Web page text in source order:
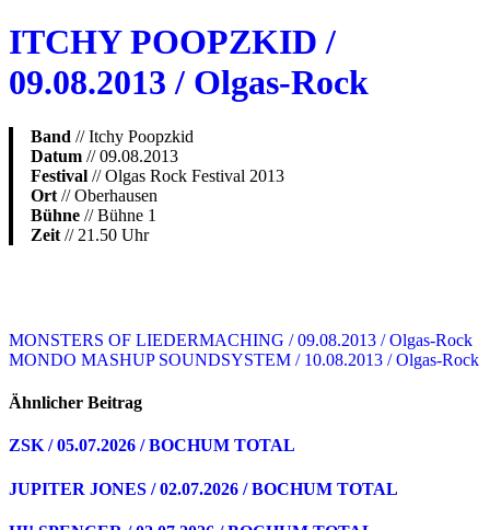
ITCHY POOPZKID /
09.08.2013 / Olgas-Rock
Band // Itchy Poopzkid
Datum // 09.08.2013
Festival // Olgas Rock Festival 2013
Ort // Oberhausen
Bühne // Bühne 1
Zeit // 21.50 Uhr
Beitragsnavigation
MONSTERS OF LIEDERMACHING / 09.08.2013 / Olgas-Rock
MONDO MASHUP SOUNDSYSTEM / 10.08.2013 / Olgas-Rock
Ähnlicher Beitrag
ZSK / 05.07.2026 / BOCHUM TOTAL
JUPITER JONES / 02.07.2026 / BOCHUM TOTAL